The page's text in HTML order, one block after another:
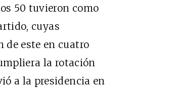
50 tuvieron como
cuyas
este en cuatro
la rotación
a la presidencia en